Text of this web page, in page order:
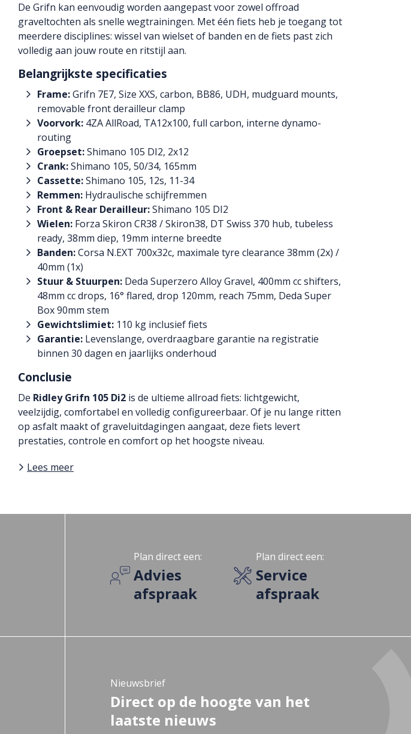
De Grifn kan eenvoudig worden aangepast voor zowel offroad
graveltochten als snelle wegtrainingen. Met één fiets heb je toegang tot
meerdere disciplines: wissel van wielset of banden en de fiets past zich
volledig aan jouw route en ritstijl aan.
Belangrijkste specificaties
Frame:Grifn 7E7, Size XXS, carbon, BB86, UDH, mudguard mounts,
removable front derailleur clamp
Voorvork: 4ZA AllRoad, TA12x100, full carbon, interne dynamo-
routing
Groepset:Shimano 105 DI2, 2x12
Crank:Shimano 105, 50/34, 165mm
Cassette:Shimano 105, 12s, 11-34
Remmen: Hydraulische schijfremmen
Front & Rear Derailleur:Shimano 105 DI2
Wielen: Forza Skiron CR38 / Skiron38, DT Swiss 370 hub, tubeless
ready, 38mm diep, 19mm interne breedte
Banden:Corsa N.EXT 700x32c, maximale tyre clearance 38mm (2x) /
40mm (1x)
Stuur & Stuurpen: Deda Superzero Alloy Gravel, 400mm cc shifters,
48mm cc drops, 16° flared, drop 120mm, reach 75mm, Deda Super
Box 90mm stem
Gewichtslimiet: 110 kg inclusief fiets
Garantie: Levenslange, overdraagbare garantie na registratie
binnen 30 dagen en jaarlijks onderhoud
Conclusie
De Ridley Grifn 105 Di2 is de ultieme allroad fiets: lichtgewicht,
veelzijdig, comfortabel en volledig configureerbaar. Of je nu lange ritten
op asfalt maakt of graveluitdagingen aangaat, deze fiets levert
prestaties, controle en comfort op het hoogste niveau.
Lees meer
Plan direct een:
Advies
afspraak
Plan direct een:
Service
afspraak
Nieuwsbrief
Direct op de hoogte van het
laatste nieuws